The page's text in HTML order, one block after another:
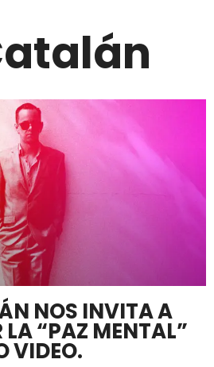
NOS INVITA A
“PAZ MENTAL”
VIDEO.